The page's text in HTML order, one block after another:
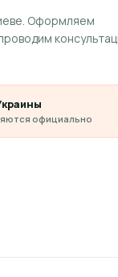
Оформляем
официально